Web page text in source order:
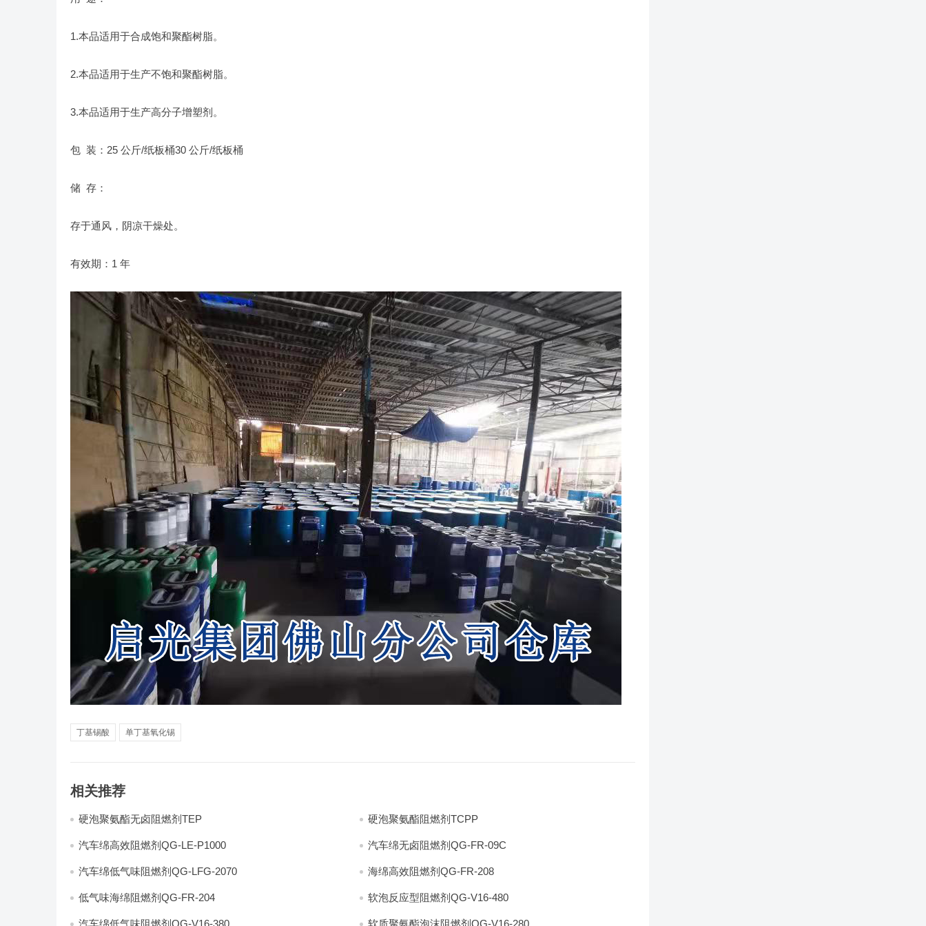
1.本品适用于合成饱和聚酯树脂。
2.本品适用于生产不饱和聚酯树脂。
3.本品适用于生产高分子增塑剂。
包 装：25 公斤/纸板桶30 公斤/纸板桶
储 存：
存于通风，阴凉干燥处。
有效期：1 年
丁基锡酸 单丁基氧化锡
相关推荐
硬泡聚氨酯无卤阻燃剂TEP 硬泡聚氨酯阻燃剂TCPP
汽车绵高效阻燃剂QG-LE-P1000 汽车绵无卤阻燃剂QG-FR-09C
汽车绵低气味阻燃剂QG-LFG-2070 海绵高效阻燃剂QG-FR-208
低气味海绵阻燃剂QG-FR-204 软泡反应型阻燃剂QG-V16-480
汽车绵低气味阻燃剂QG-V16-380 软质聚氨酯泡沫阻燃剂QG-V16-280